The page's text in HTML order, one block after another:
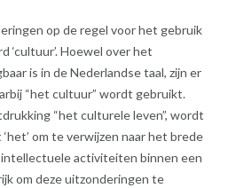
op de regel voor het gebruik
‘cultuur’. Hoewel over het
is in de Nederlandse taal, zijn er
“het cultuur” wordt gebruikt.
“het culturele leven”, wordt
om te verwijzen naar het brede
activiteiten binnen een
om deze uitzonderingen te